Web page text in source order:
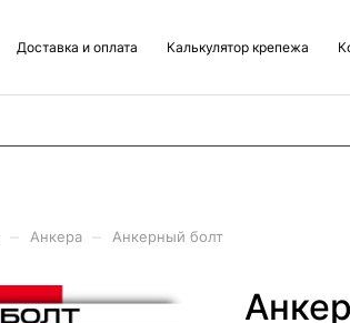
Доставка и оплата Калькулятор крепежа
Анкера Анкерный болт